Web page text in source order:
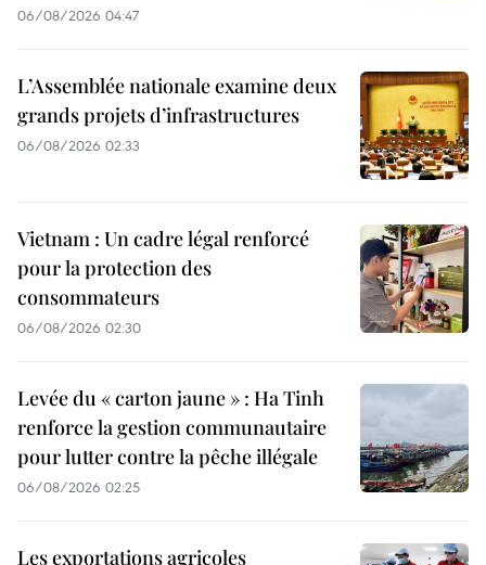
06/08/2026 04:47
L’Assemblée nationale examine deux
grands projets d’infrastructures
06/08/2026 02:33
Vietnam : Un cadre légal renforcé
pour la protection des
consommateurs
06/08/2026 02:30
Levée du « carton jaune » : Ha Tinh
renforce la gestion communautaire
pour lutter contre la pêche illégale
06/08/2026 02:25
Les exportations agricoles